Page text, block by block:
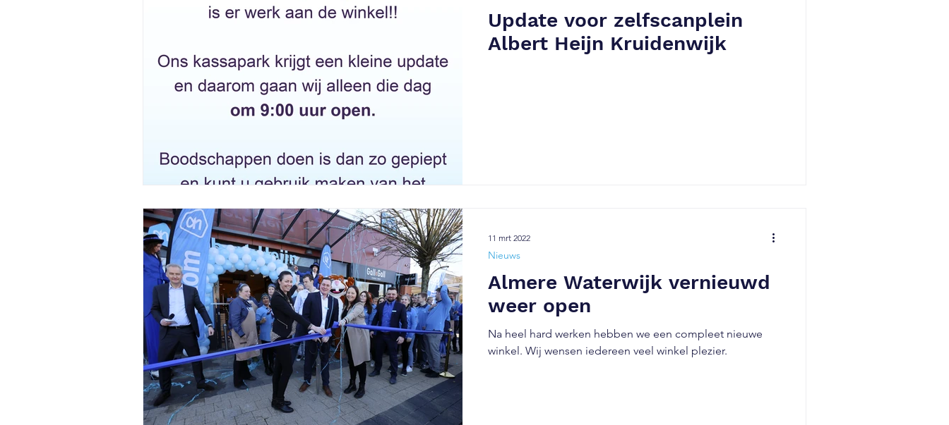
Update voor zelfscanplein
Albert Heijn Kruidenwijk
Almere Waterwijk vernieuwd
weer open
Na heel hard werken hebben we een compleet nieuwe
winkel. Wij wensen iedereen veel winkel plezier.
Nieuws
11 mrt 2022